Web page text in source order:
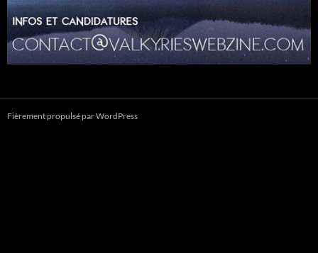
Fièrement propulsé par WordPress